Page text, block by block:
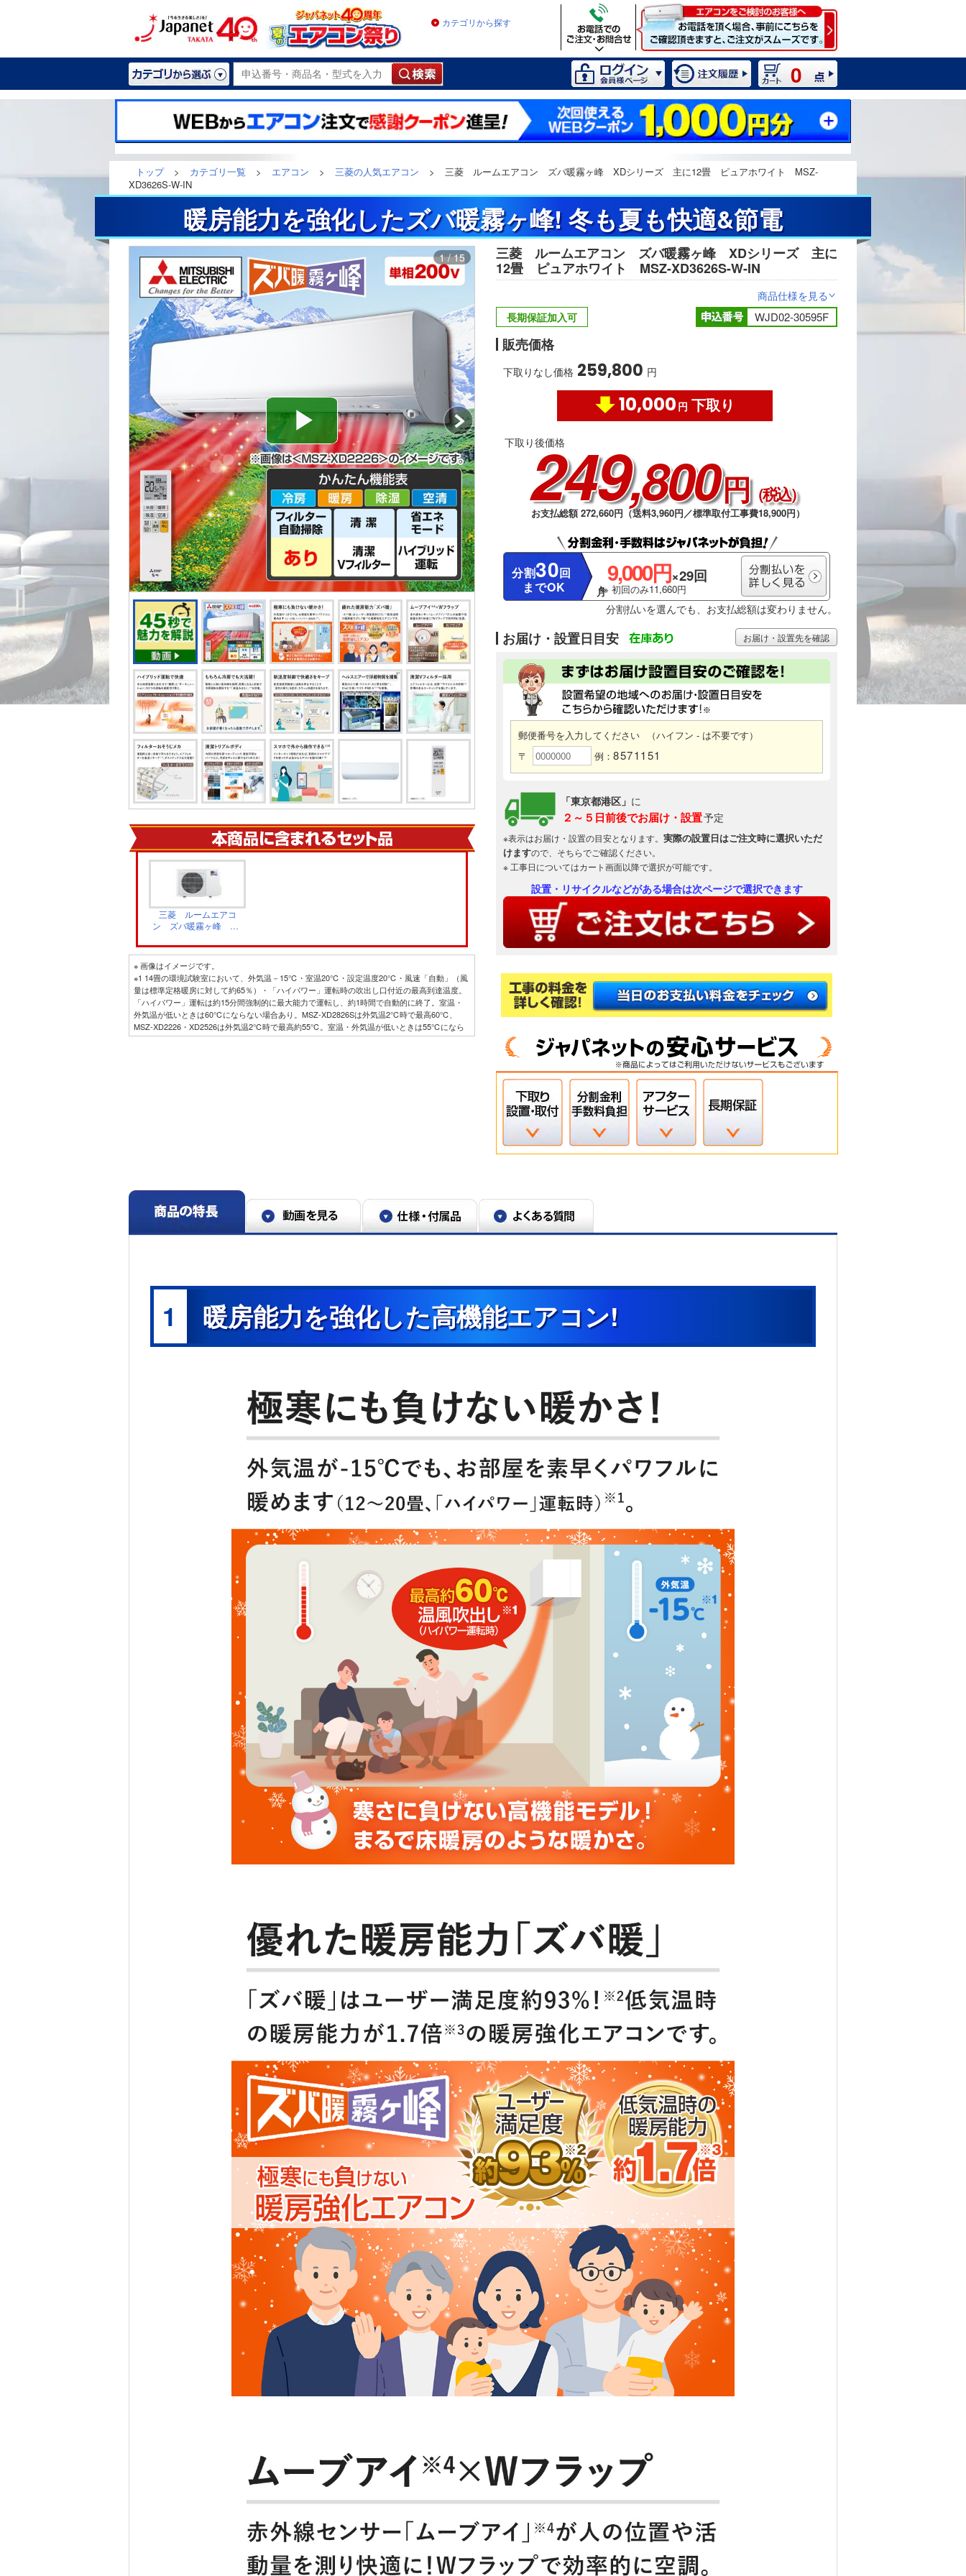
カテゴリから探す
0
トップ > カテゴリ一覧 > エアコン > 三菱の人気エアコン >
三菱 ルームエアコン ズバ暖霧ヶ峰 XDシリーズ 主に12畳 ピュアホワイト MSZ-
XD3626S-W-IN
暖房能力を強化したズバ暖霧ヶ峰! 冬も夏も快適&節電
1 / 15 2 / 15
三菱 ルームエアコ
ン ズバ暖霧ヶ峰 XD
ワイト MUZ-
※ 画像はイメージです。
※1 14畳の環境試験室において、外気温－15℃・室温20℃・設定温度20℃・風速「自動」（風
量は標準定格暖房に対して約65％）・「ハイパワー」運転時の吹出し口付近の最高到達温度。
「ハイパワー」運転は約15分間強制的に最大能力で運転し、約1時間で自動的に終了。室温・
外気温が低いときは60℃にならない場合あり。MSZ-XD2826Sは外気温2℃時で最高60℃、
MSZ-XD2226・XD2526は外気温2℃時で最高約55℃。室温・外気温が低いときは55℃になら
ない場合あり。
90％キャッチ。28㎥の試験空間での95分後の効果（メーカー調べ）。換気などによる屋外から
の新たな粒子の侵入は想定されていません。0.3μｍ未満の微小粒子状物質は、除去未確認。ま
た、空気中の有害物質のすべてを除去できるものではありません。
※9 実使用空間での実証効果ではありません。フィルターに付着したものを抑制します。
※13 付着してしまったカビ菌による汚れを取り除く機能ではございません。オゾンが発生する
ため、わずかにニオイを感じることがあります。エアコン内部を乾燥させるため、最大10分間
の弱暖房運転を行います。そのため、室温が2～3℃上がることや、室内湿度が上がることがあ
ります（「冷房」/「除湿」運転後）。お客様による設定が必要です。ご使用には電気代がかか
※15 エアコンやその周辺、お部屋にいる人の状態などを事前に十分確認してから操作してくだ
さい。無線LANに接続することで、「MyMUアプリ」によるスマートフォンからの操作やスマ
ートスピーカーを使用しての操作が可能になります。「MyMUアプリ」を使用するために、以
下のものや環境をご用意ください。・スマートフォン（対応OS：Android™8以上、iOS14以
CATV(ケーブルTV）など。インターネット通信料はお客様のご負担となります。）・ルータ
ー。詳しくは取扱説明書をご覧ください。
三菱 ルームエアコン ズバ暖霧ヶ峰 XDシリーズ 主に
12畳 ピュアホワイト MSZ-XD3626S-W-IN
商品仕様を見る>
長期保証加入可 WJD02-30595F
販売価格
下取りなし価格 259,800 円
10,000 円 下取り
下取り後価格
249,800円 （税込）
お支払総額 272,660円（送料3,960円／標準取付工事費18,900円）
分割30回
までOK
9,000円×29回
※ 初回のみ11,660円
分割払いを選んでも、お支払総額は変わりません。
お届け・設置日目安
郵便番号を入力してください
（ハイフン - は不要です）
〒
例： 8571151
「東京都港区」 に
２～５日前後でお届け・設置予定
※表示はお届け・設置の目安となります。 実際の設置日はご注文時に選択いただ
けますので、そちらでご確認ください。
※ 工事日についてはカート画面以降で選択が可能です。
お届け・設置先を確認
設置・リサイクルなどがある場合は次ページで選択できます
1 暖房能力を強化した高機能エアコン!